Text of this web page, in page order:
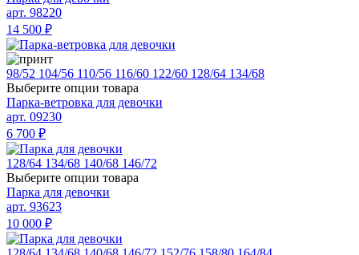
арт. 98220
14 500 ₽
98/52 104/56 110/56 116/60 122/60 128/64 134/68
Выберите опции товара
Парка-ветровка для девочки
арт. 09230
6 700 ₽
128/64 134/68 140/68 146/72
Выберите опции товара
Парка для девочки
арт. 93623
10 000 ₽